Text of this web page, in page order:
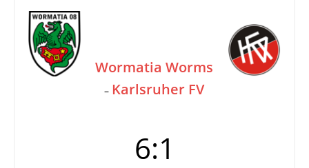
Wormatia Worms
– Karlsruher FV
6:1